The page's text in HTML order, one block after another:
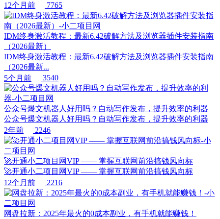
12个月前
7765
IDM终身激活教程：最新6.42破解方法及浏览器插件安装指南
（2026最新）
IDM终身激活教程：最新6.42破解方法及浏览器插件安装指南
（2026最新...
5个月前
3540
公众号爆文机器人好用吗？自动写作发布，提升效率的利器
公众号爆文机器人好用吗？自动写作发布，提升效率的利器
2年前
2246
🚀开通小二项目网VIP —— 掌握互联网前沿搞钱风向标
🚀开通小二项目网VIP —— 掌握互联网前沿搞钱风向标
12个月前
2216
网盘拉新：2025年最火的0成本副业，有手机就能赚钱！